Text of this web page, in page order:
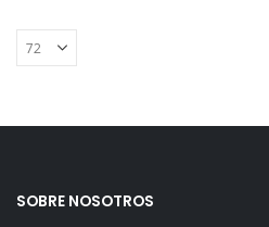
SOBRE NOSOTROS